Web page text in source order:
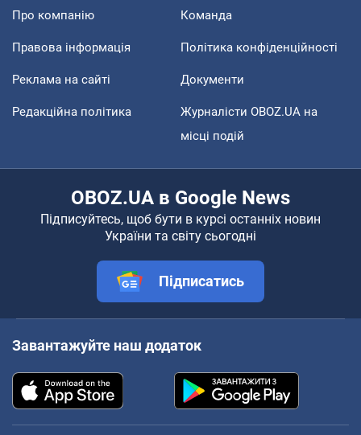
Про компанію Команда
Правова інформація Політика конфіденційності
Реклама на сайті Документи
Редакційна політика
Журналісти OBOZ.UA на
місці подій
OBOZ.UA в Google News
Підписуйтесь, щоб бути в курсі останніх новин
України та світу сьогодні
Підписатись
Завантажуйте наш додаток